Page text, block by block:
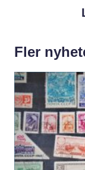
Fler